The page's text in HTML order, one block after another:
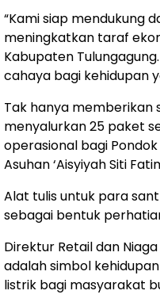
“Kami siap mendukung
meningkatkan taraf
Kabupaten
cahaya bagi kehidupan
Tak hanya memberikan
menyalurkan 25 paket
operasional bagi
Asuhan ‘Aisyiyah Siti
Alat tulis untuk para
sebagai bentuk
Direktur Retail dan
adalah simbol
listrik bagi masyarakat